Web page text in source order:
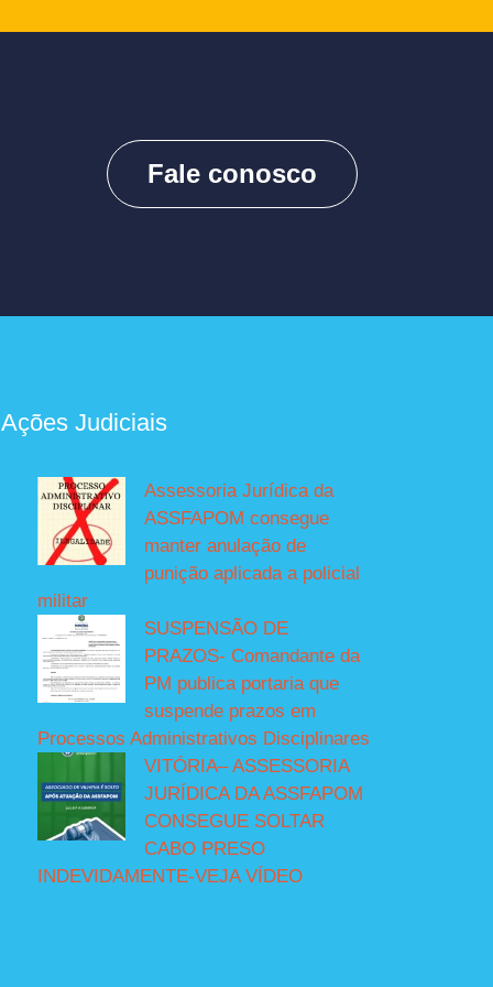
Fale conosco
Judiciais
Assessoria Jurídica da
ASSFAPOM consegue
manter anulação de
punição aplicada a policial
militar
SUSPENSÃO DE
PRAZOS- Comandante da
PM publica portaria que
suspende prazos em
Processos Administrativos Disciplinares
VITÓRIA– ASSESSORIA
JURÍDICA DA ASSFAPOM
CONSEGUE SOLTAR
CABO PRESO
INDEVIDAMENTE-VEJA VÍDEO